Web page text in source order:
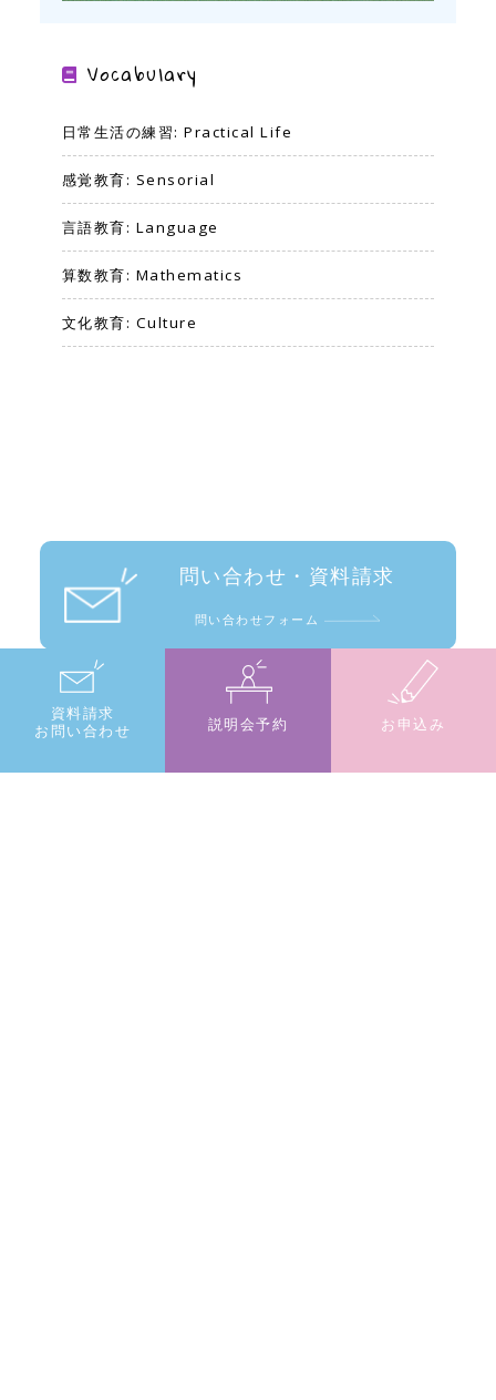
Vocabulary
日常生活の練習: Practical Life
感覚教育: Sensorial
言語教育: Language
算数教育: Mathematics
文化教育: Culture
問い合わせ・資料請求
問い合わせフォーム
説明会予約
資料請求
お問い合わせ
説明会予約 お申込み